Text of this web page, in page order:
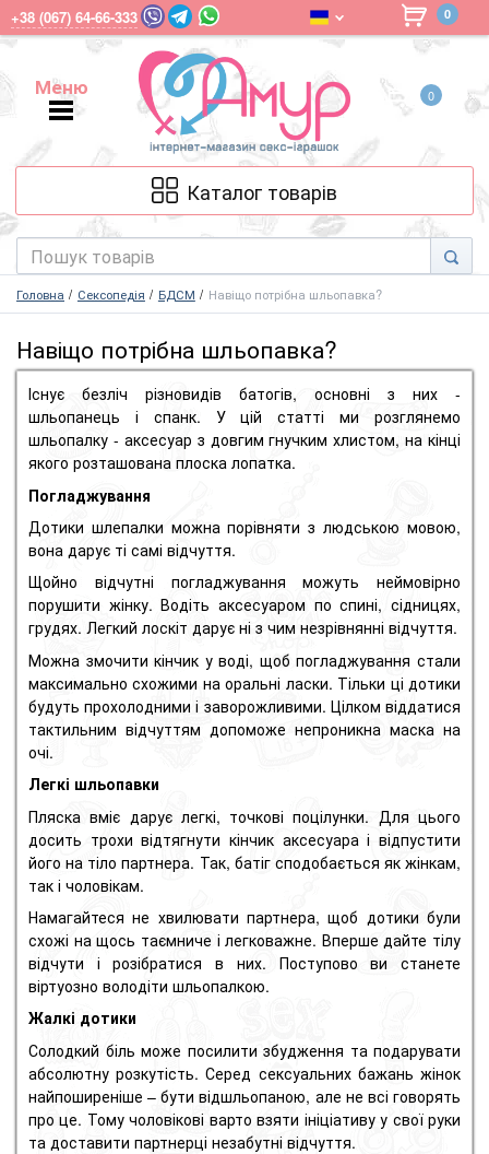
+38 (067) 64-66-333 0
Меню
Меню
0
Каталог товарів
Головна Сексопедія БДСМ Навіщо потрібна шльопавка?
Навіщо потрібна шльопавка?
Існує безліч різновидів батогів, основні з них -
шльопанець і спанк.
У цій статті ми розглянемо
шльопалку - аксесуар з довгим гнучким хлистом, на кінці
якого розташована плоска лопатка.
Погладжування
Дотики шлепалки можна порівняти з людською мовою,
вона дарує ті самі відчуття.
Щойно відчутні погладжування можуть неймовірно
порушити жінку. Водіть аксесуаром по спині, сідницях,
грудях. Легкий лоскіт дарує ні з чим незрівнянні відчуття.
Можна змочити кінчик у воді, щоб погладжування стали
максимально схожими на оральні ласки. Тільки ці дотики
будуть прохолодними і заворожливими. Цілком віддатися
тактильним відчуттям допоможе непроникна маска на
очі.
Легкі шльопавки
Пляска вміє дарує легкі, точкові поцілунки. Для цього
досить трохи відтягнути кінчик аксесуара і відпустити
його на тіло партнера. Так, батіг сподобається як жінкам,
так і чоловікам.
Намагайтеся не хвилювати партнера, щоб дотики були
схожі на щось таємниче і легковажне. Вперше дайте тілу
відчути і розібратися в них.
Поступово ви станете
віртуозно володіти шльопалкою.
Жалкі дотики
Солодкий біль може посилити збудження та подарувати
абсолютну розкутість. Серед сексуальних бажань жінок
найпоширеніше – бути відшльопаною, але не всі говорять
про це. Тому чоловікові варто взяти ініціативу у свої руки
та доставити партнерці незабутні відчуття.